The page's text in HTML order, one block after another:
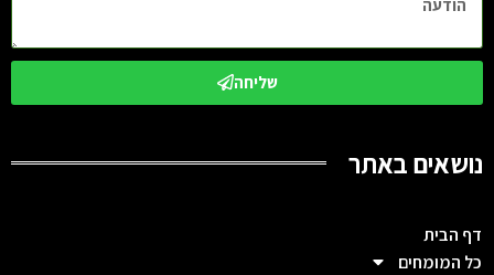
שליחה
נושאים באתר
דף הבית
כל המומחים